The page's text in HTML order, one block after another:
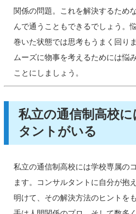
関係の問題。これを解決するため
んで通うこともできるでしょう。
巻いた状態では思考もうまく回り
ムーズに物事を考えるためには悩
ことにしましょう。
私立の通信制高校
タントがいる
私立の通信制高校には学校専属の
ます。コンサルタントに自分が抱
明けて、その解決方法のヒントを